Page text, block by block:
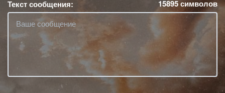
Текст сообщения: 15895символов